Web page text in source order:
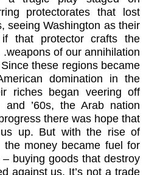
protectorates that lost
seeing Washington as their
that protector crafts the
weapons of our annihilation.
these regions became
domination in the
riches began veering off
’60s, the Arab nation
there was hope that
up. But with the rise of
the money became fuel for
– buying goods that destroy
against us. It’s not a trade